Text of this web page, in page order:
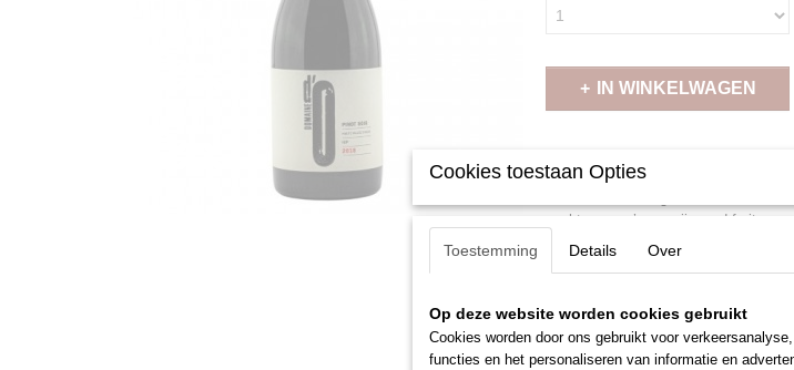
IN WINKELWAGEN
Omschrijving
Domaine d’O slaagt erin om in dit
zachte aroma’s van rijp rood fruit en
tannines met milde zuren en een
De veelzijdigheid van deze Pinot
Te drinken bij elke soort vlees dat in
jou. Vergeet de kaas niet...
Specificaties
Cookies toestaan Opties
Toestemming Details Over
Op deze website worden cookies gebruikt
Cookies worden door ons gebruikt voor
functies en het personaliseren van informatie en